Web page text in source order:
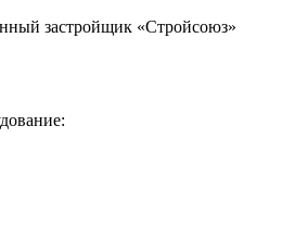
застройщик «Стройсоюз»